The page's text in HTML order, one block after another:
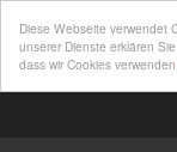
Diese Webseite verwendet
unserer Dienste erklären
dass wir Cookies verwenden.